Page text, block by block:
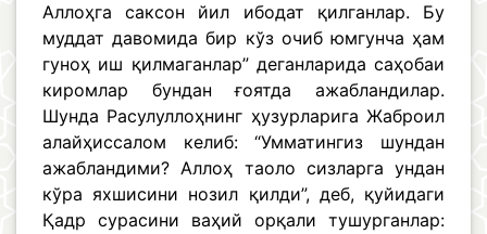
Аллоҳга саксон йил ибодат қилганлар. Бу
муддат давомида бир кўз очиб юмгунча ҳам
гуноҳ иш қилмаганлар” деганларида саҳобаи
киромлар бундан ғоятда ажабландилар.
Шунда Расулуллоҳнинг ҳузурларига Жаброил
алайҳиссалом келиб: “Умматингиз шундан
ажабландими? Аллоҳ таоло сизларга ундан
кўра яхшисини нозил қилди”, деб, қуйидаги
Қадр сурасини ваҳий орқали тушурганлар: